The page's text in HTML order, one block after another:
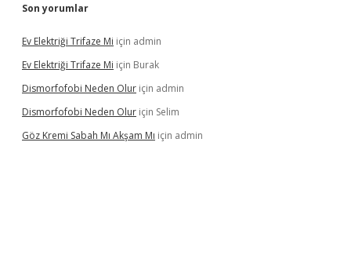
Son yorumlar
Ev Elektriği Trifaze Mi için admin
Ev Elektriği Trifaze Mi için Burak
Dismorfofobi Neden Olur için admin
Dismorfofobi Neden Olur için Selim
Göz Kremi Sabah Mı Akşam Mı için admin